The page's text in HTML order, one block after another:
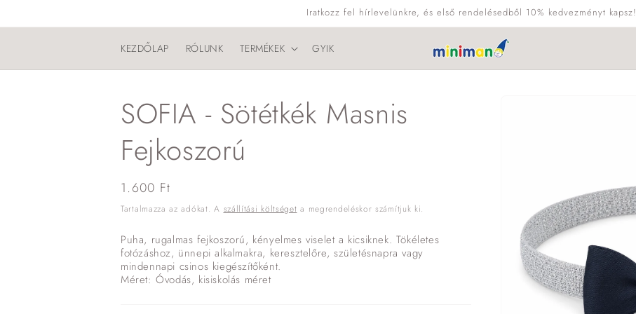
Iratkozz fel hírlevelünkre, és első rendelésedből 10% kedvezményt kapsz!
KEZDŐLAP RÓLUNK TERMÉKEK GYIK
SOFIA - Sötétkék Masnis
Fejkoszorú
Normál
ár
1.600 Ft
Tartalmazza az adókat. A szállítási költséget a megrendeléskor számítjuk ki.
Puha, rugalmas fejkoszorú, kényelmes viselet a kicsiknek. Tökéletes
fotózáshoz, ünnepi alkalmakra, keresztelőre, születésnapra vagy
mindennapi csinos kiegészítőként.
Méret: Óvodás, kisiskolás méret